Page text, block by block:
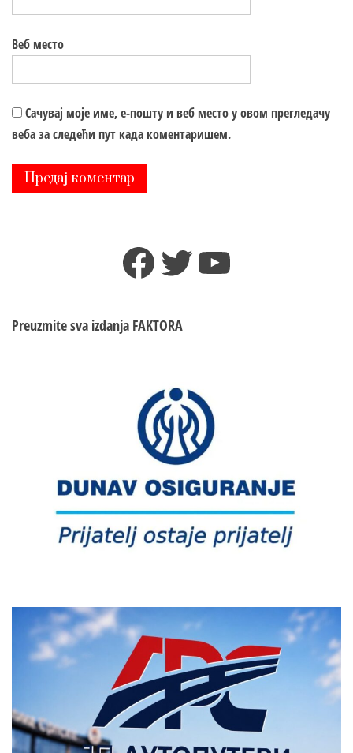
Веб место
Сачувај моје име, е-пошту и веб место у овом прегледачу
веба за следећи пут када коментаришем.
Facebook
TwitterYouTube
Preuzmite sva izdanja FAKTORA